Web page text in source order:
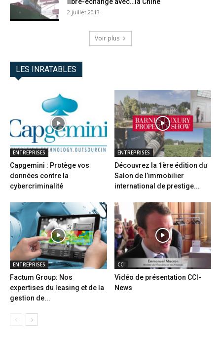
libre-échange avec…la Chine
2 juillet 2013
Voir plus
LES INRATABLES
ENTREPRISES
Capgemini : Protège vos
données contre la
cybercriminalité
ENTREPRISES
Découvrez la 1ère édition du
Salon de l’immobilier
international de prestige...
ENTREPRISES
Factum Group: Nos
expertises du leasing et de la
gestion de...
CCI
Vidéo de présentation CCI-
News